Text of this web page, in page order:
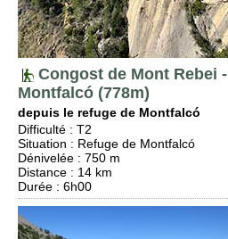
Congost de Mont Rebei
Montfalcó (778m)
depuis le refuge de Montfalcó
Difficulté : T2
Situation : Refuge de Montfalcó
Dénivelée : 750 m
Distance : 14 km
Durée : 6h00